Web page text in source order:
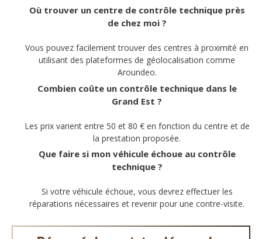
Où trouver un centre de contrôle technique près
de chez moi ?
Vous pouvez facilement trouver des centres à proximité en
utilisant des plateformes de géolocalisation comme
Aroundeo.
Combien coûte un contrôle technique dans le
Grand Est ?
Les prix varient entre 50 et 80 € en fonction du centre et de
la prestation proposée.
Que faire si mon véhicule échoue au contrôle
technique ?
Si votre véhicule échoue, vous devrez effectuer les
réparations nécessaires et revenir pour une contre-visite.